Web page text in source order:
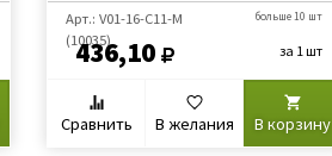
Арт.: V01-16-С11-M
(10035)
436,10
больше 10 шт
за 1 шт
Сравнить В желания В корзину